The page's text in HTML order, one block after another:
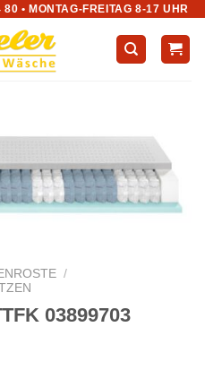
• MONTAG-FREITAG 8-17 UHR
/
03899703